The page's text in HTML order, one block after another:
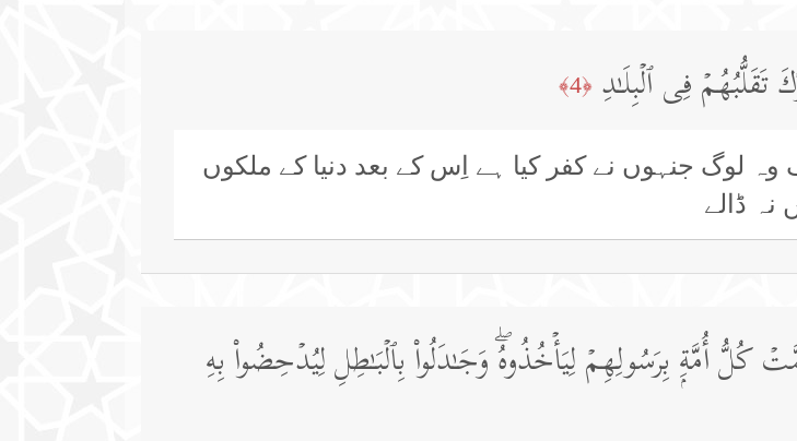
تَقَلُّبُهُمۡ فِی ٱلۡبِلَـٰدِ ﴿4﴾
لوگ جنہوں نے کفر کیا ہے اِس کے بعد دنیا کے ملکوں
ڈالے
أُمَّةِۭ بِرَسُولِهِمۡ لِیَأۡخُذُوهُۖ وَجَـٰدَلُوا۟ بِٱلۡبَـٰطِلِ لِیُدۡحِضُوا۟ بِهِ